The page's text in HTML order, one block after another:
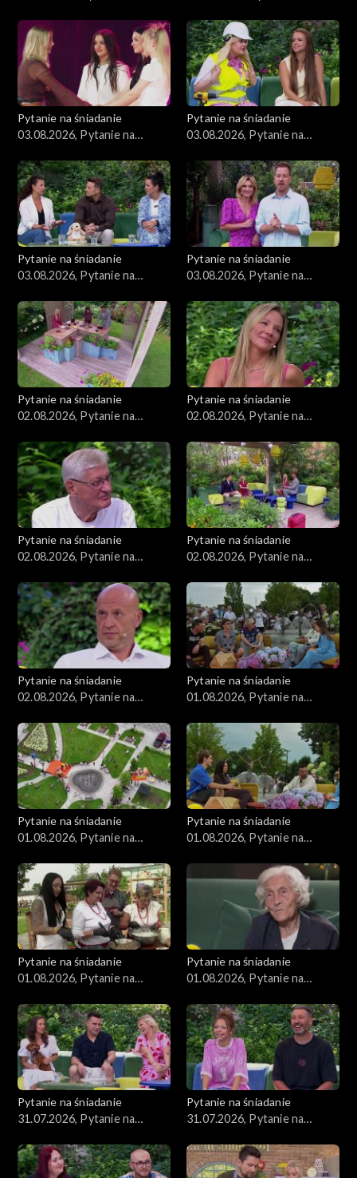
Pytanie na śniadanie
03.08.2026, Pytanie na
Pytanie na śniadanie
03.08.2026, Pytanie na
Pytanie na śniadanie
03.08.2026, Pytanie na
Pytanie na śniadanie
03.08.2026, Pytanie na
Pytanie na śniadanie
02.08.2026, Pytanie na
Pytanie na śniadanie
02.08.2026, Pytanie na
Pytanie na śniadanie
02.08.2026, Pytanie na
Pytanie na śniadanie
02.08.2026, Pytanie na
Pytanie na śniadanie
02.08.2026, Pytanie na
Pytanie na śniadanie
01.08.2026, Pytanie na
Pytanie na śniadanie
01.08.2026, Pytanie na
Pytanie na śniadanie
01.08.2026, Pytanie na
Pytanie na śniadanie
01.08.2026, Pytanie na
Pytanie na śniadanie
01.08.2026, Pytanie na
Pytanie na śniadanie
31.07.2026, Pytanie na
Pytanie na śniadanie
31.07.2026, Pytanie na